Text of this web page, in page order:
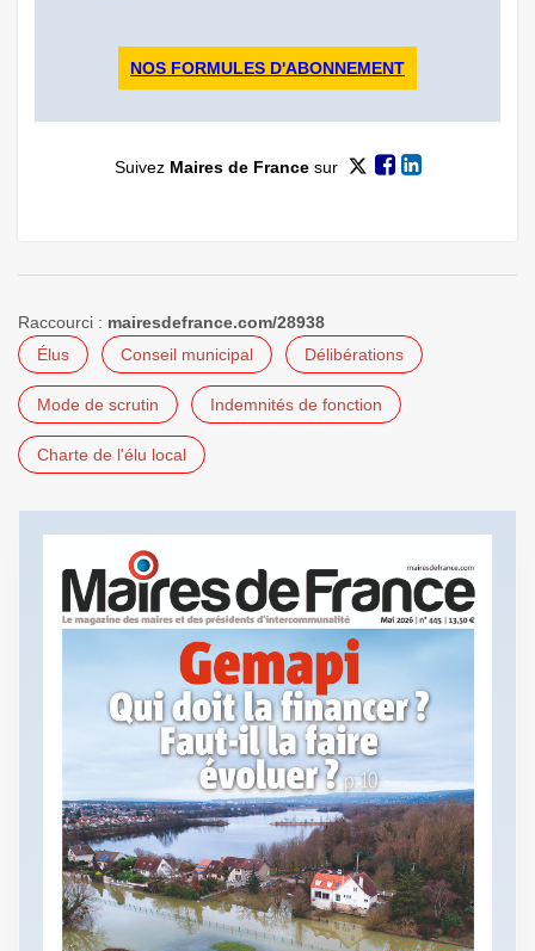
NOS FORMULES D'ABONNEMENT
Suivez Maires de Francesur
Raccourci : mairesdefrance.com/28938
Élus
Conseil municipal Délibérations
Mode de scrutin Indemnités de fonction
Charte de l'élu local